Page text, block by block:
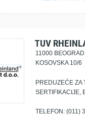
TUV
11000 BEOGRAD
KOSOVSKA 10/6
PREDUZEĆE ZA
SERTIFIKACIJE,
TELEFON: (011)